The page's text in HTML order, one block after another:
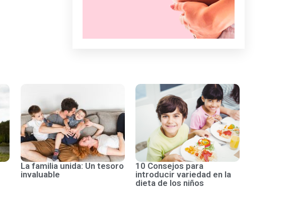
La familia unida: Un tesoro
invaluable
10 Consejos para
introducir variedad en la
dieta de los niños